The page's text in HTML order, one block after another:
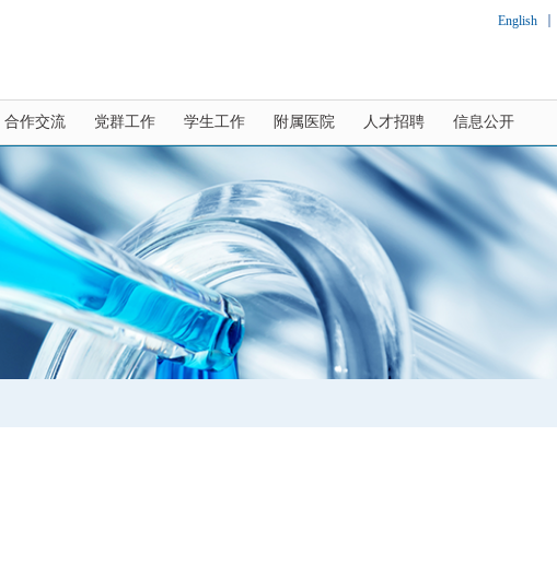
English
合作交流 党群工作 学生工作 附属医院 人才招聘 信息公开